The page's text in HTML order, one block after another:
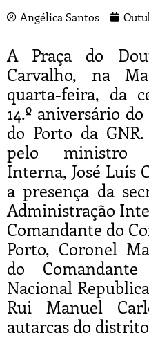
Angélica Santos
A Praça do
Carvalho, na
quarta-feira, da
14.º aniversário
do Porto da
pelo ministro
Interna, José Luís
a presença da
Administração
Comandante do
Porto, Coronel
do
Nacional
Rui Manuel
autarcas do